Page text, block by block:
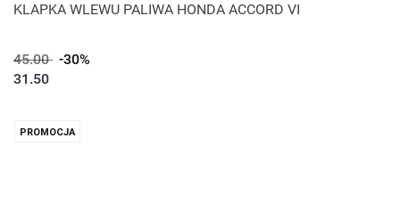
KLAPKA WLEWU PALIWA HONDA ACCORD VI
45.00 -30%
31.50
PROMOCJA